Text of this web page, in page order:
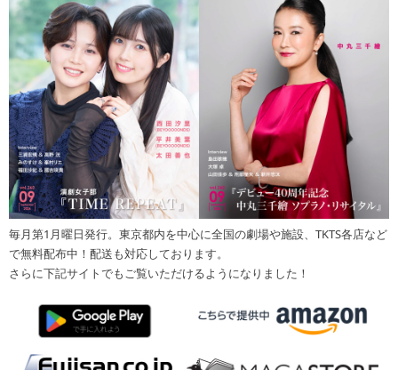
毎月第1月曜日発行。東京都内を中心に全国の劇場や施設、TKTS各店など
で無料配布中！配送も対応しております。
さらに下記サイトでもご覧いただけるようになりました！